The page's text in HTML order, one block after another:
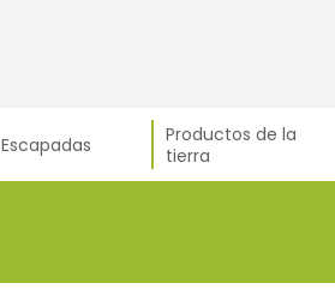
Escapadas
Productos de la
tierra